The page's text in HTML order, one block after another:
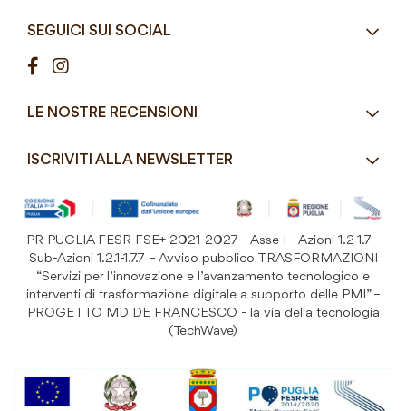
8:30 - 12:30 / 15:00 - 19:00
Street Food e Take
Pizzerie e Panifici
Ristorazione
Detergenza e Attrezzatura
Festività
Prodotti Riutilizzabili
Condizioni di vendita
Costi di Spedizione
SEGUICI SUI SOCIAL
LE NOSTRE RECENSIONI
ISCRIVITI ALLA NEWSLETTER
alla
Newsletter:
ISCRIVITI
PR PUGLIA FESR FSE+ 2021-2027 - Asse I - Azioni 1.2-1.7 -
Sub-Azioni 1.2.1-1.7.7 – Avviso pubblico TRASFORMAZIONI
“Servizi per l’innovazione e l’avanzamento tecnologico e
interventi di trasformazione digitale a supporto delle PMI” –
PROGETTO MD DE FRANCESCO - la via della tecnologia
(TechWave)